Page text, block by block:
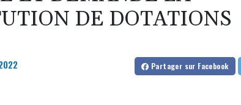
DE DOTATIONS
Partager sur Facebook